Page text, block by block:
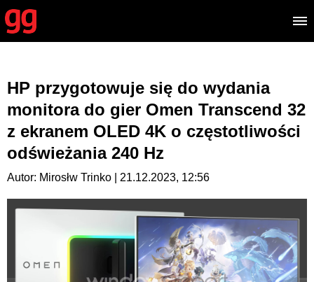
HP przygotowuje się do wydania
monitora do gier Omen Transcend 32
z ekranem OLED 4K o częstotliwości
odświeżania 240 Hz
Autor: Mirosłw Trinko | 21.12.2023, 12:56